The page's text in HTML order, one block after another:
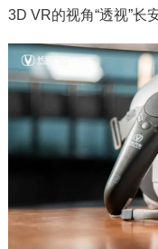
3D VR的视角“透视”长